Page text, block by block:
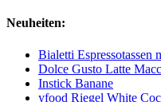
Neuheiten:
Bialetti Espressotassen
Dolce Gusto Latte
Instick Banane
yfood Riegel White